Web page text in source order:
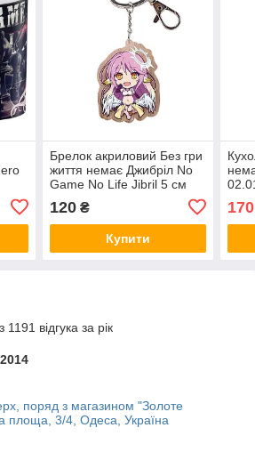
Брелок акриловий Без гри
життя немає Джибріл No
Game No Life Jibril 5 см
120₴
Купити
170
відгука за рік
поряд з магазином "Золоте
площа, 3/4, Одеса, Україна